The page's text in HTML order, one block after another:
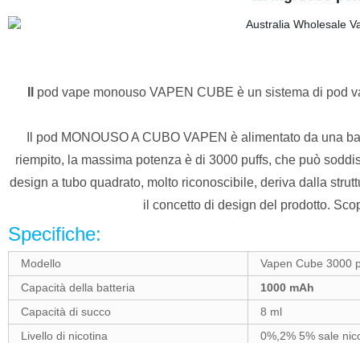
pod vape monouso VAPEN CUBE è un sistema di pod
Il pod MONOUSO A CUBO VAPEN è alimentato da una
riempito, la massima potenza è di 3000 puffs, che può
design a tubo quadrato, molto riconoscibile, deriva dalla
il concetto di design del prodotto.
Specifiche:
Modello
Vapen Cube 3000
Capacità della batteria
1000 mAh
Capacità di succo
8 ml
Livello di nicotina
0%,2% 5% sale